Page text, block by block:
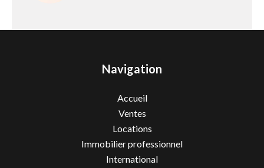
Navigation
Accueil
Ventes
Locations
Immobilier professionnel
International